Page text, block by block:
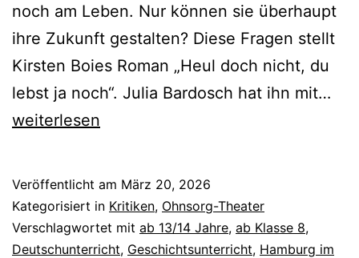
noch am Leben. Nur können sie überhaupt
ihre Zukunft gestalten? Diese Fragen stellt
Kirsten Boies Roman „Heul doch nicht, du
lebst ja noch“. Julia Bardosch hat ihn mit…
weiterlesen
Veröffentlicht am März 20, 2026
Kategorisiert in Kritiken, Ohnsorg-Theater
Verschlagwortet mit ab 13/14 Jahre, ab Klasse 8,
Deutschunterricht, Geschichtsunterricht, Hamburg im